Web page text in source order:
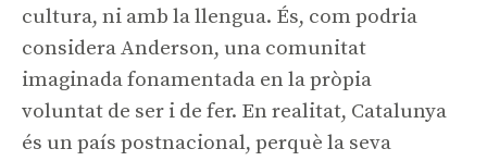
cultura, ni amb la llengua. És, com podria
considera Anderson, una comunitat
imaginada fonamentada en la pròpia
voluntat de ser i de fer. En realitat, Catalunya
és un país postnacional, perquè la seva